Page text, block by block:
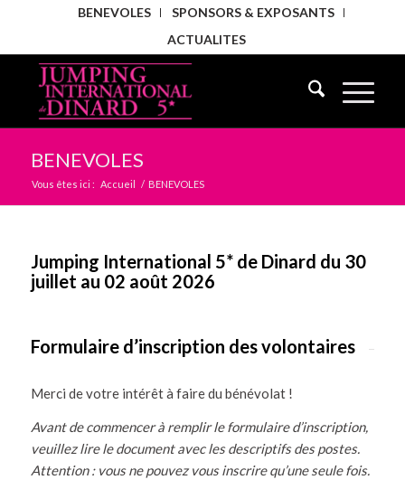
BENEVOLES
SPONSORS & EXPOSANTS
ACTUALITES
BENEVOLES
Vous êtes ici : Accueil / BENEVOLES
Jumping International 5* de Dinard du 30
juillet au 02 août 2026
Formulaire d’inscription des volontaires
Merci de votre intérêt à faire du bénévolat !
Avant de commencer à remplir le formulaire d’inscription,
veuillez lire le document avec les descriptifs des postes.
Attention : vous ne pouvez vous inscrire qu’une seule fois.